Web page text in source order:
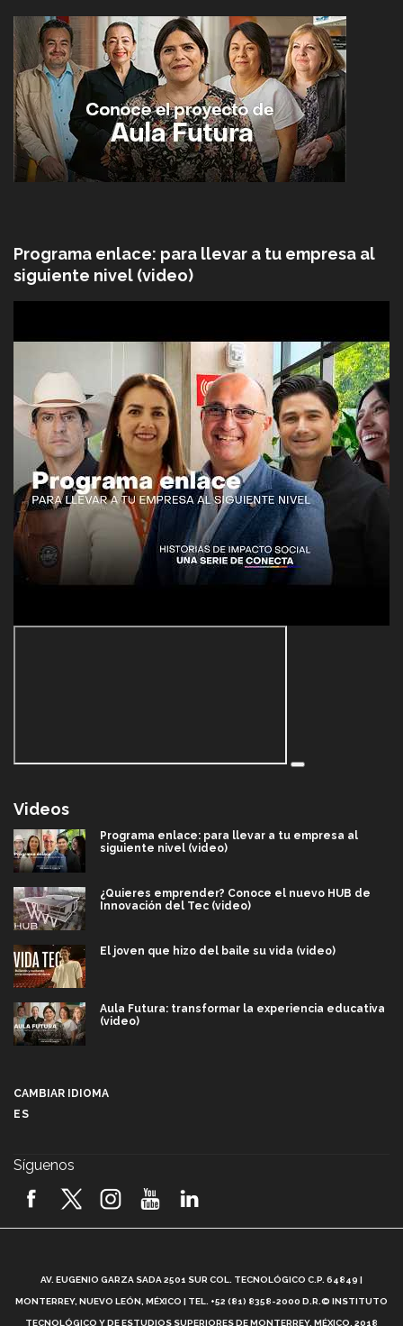
Programa enlace: para llevar a tu empresa al
siguiente nivel (video)
Videos
Programa enlace: para llevar a tu empresa al
siguiente nivel (video)
¿Quieres emprender? Conoce el nuevo HUB de
Innovación del Tec (video)
El joven que hizo del baile su vida (video)
Aula Futura: transformar la experiencia educativa
(video)
2026! (video)
¿Cómo es el Modelo Educativo Tec? (video)
CAMBIAR IDIOMA
ES
Síguenos
AV. EUGENIO GARZA SADA 2501 SUR COL. TECNOLÓGICO C.P. 64849 |
MONTERREY, NUEVO LEÓN, MÉXICO | TEL. +52 (81) 8358-2000 D.R.© INSTITUTO
TECNOLÓGICO Y DE ESTUDIOS SUPERIORES DE MONTERREY, MÉXICO. 2018